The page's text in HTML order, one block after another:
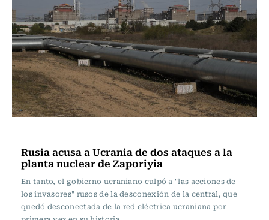
Rusia acusa a Ucrania de dos ataques a la
planta nuclear de Zaporiyia
En tanto, el gobierno ucraniano culpó a "las acciones de
los invasores" rusos de la desconexión de la central, que
quedó desconectada de la red eléctrica ucraniana por